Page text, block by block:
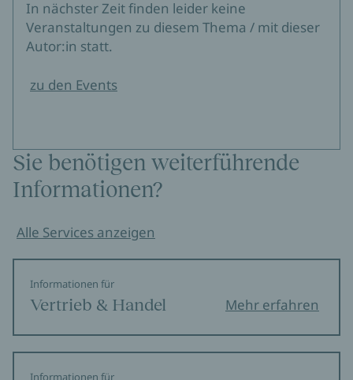
In nächster Zeit finden leider keine
Veranstaltungen zu diesem Thema / mit dieser
Autor:in statt.
zu den Events
Sie benötigen weiterführende
Informationen?
Alle Services anzeigen
Informationen für
Vertrieb & Handel Mehr erfahren
Informationen für